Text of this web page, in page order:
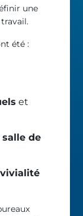
une
été :
et
de